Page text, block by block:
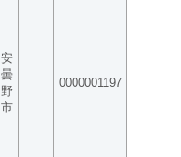
安
曇
野
市
0000001197